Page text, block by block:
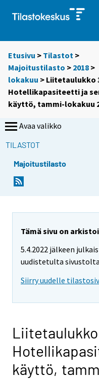
Etusivu > Tilastot >
Majoitustilasto > 2018 >
lokakuu > Liitetaulukko
Hotellikapasiteetti ja
käyttö, tammi-lokakuu
Avaa valikko
TILASTOT
Majoitustilasto
Tämä sivu on
5.4.2022 jälkeen
uudistetulta
Siirry uudelle
käyttö,